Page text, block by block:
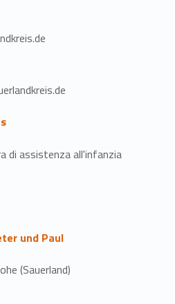
di assistenza all'infanzia
und Paul
(Sauerland)